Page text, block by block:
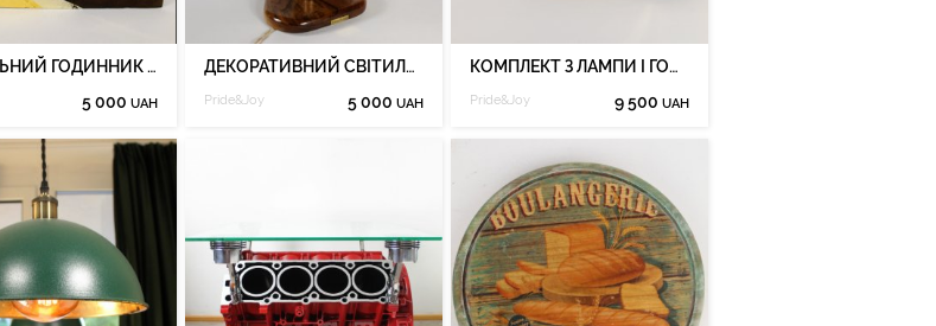
НАСТІЛЬНИЙ ГОДИННИК PRIDE&JOY З МОРЕНОГО ДУБА 11CL
5 000 UAH
ДЕКОРАТИВНИЙ СВІТИЛЬНИК PRIDE&JOY EXCLUSIVE
Pride&Joy 5 000 UAH
КОМПЛЕКТ З ЛАМПИ І ГОДИННИКА PRIDE&JOY ІЗ МОРЕНОГО ДУБА 01E
Pride&Joy 9 500 UAH